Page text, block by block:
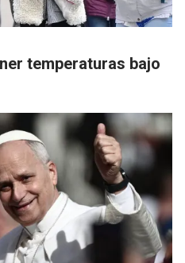
temperaturas bajo